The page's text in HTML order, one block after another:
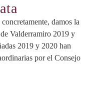
damos la
Valderramiro 2019 y
2019 y 2020 han
por el Consejo